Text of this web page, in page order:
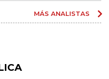
MÁS ANALISTAS